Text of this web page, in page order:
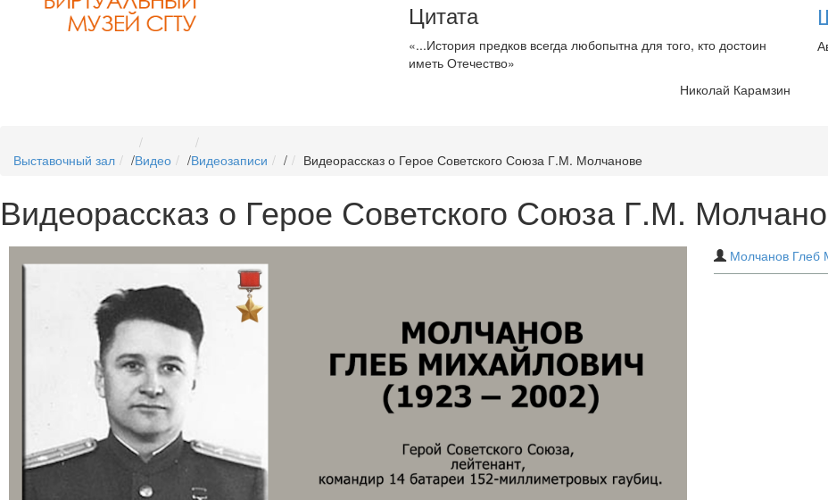
Цитата
«...История предков всегда любопытна для того, кто достоин
иметь Отечество»
Николай Карамзин
Выставочный зал /Видео /Видеозаписи / Видеорассказ о Герое Советского Союза Г.М. Молчанове
Видеорассказ о Герое Советского Союза Г.М.
Молчанов Глеб